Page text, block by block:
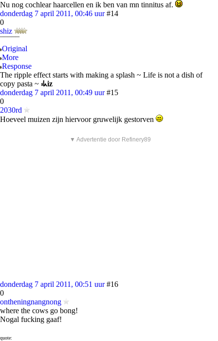
Nu nog cochlear haarcellen en ik ben van mn tinnitus af.
donderdag 7 april 2011, 00:46 uur #14
0
shiz
¯¯¯¯¯
Original
More
Response
The ripple effect starts with making a splash ~ Life is not a dish of
copy pasta ~ ⳽ᖾiz
donderdag 7 april 2011, 00:49 uur #15
0
2030rd
Hoeveel muizen zijn hiervoor gruwelijk gestorven
▼ Advertentie door Refinery89
donderdag 7 april 2011, 00:51 uur #16
0
ontheningnangnong
where the cows go bong!
Nogal fucking gaaf!
quote: